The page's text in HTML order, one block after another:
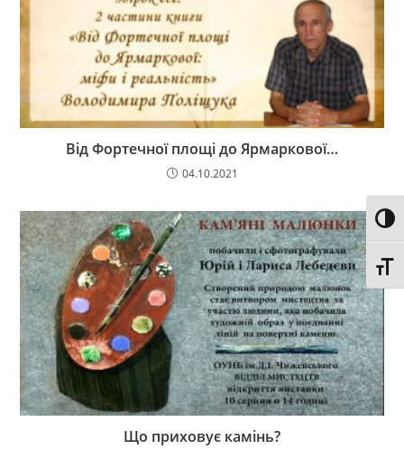
Від Фортечної площі до Ярмаркової…
04.10.2021
Що приховує камінь?